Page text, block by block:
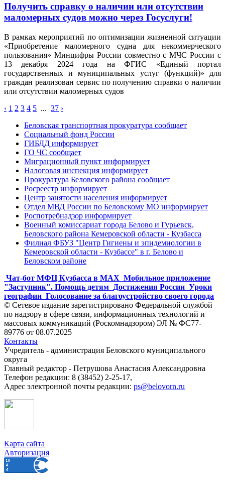
Получить справку о наличии или отсутствии
маломерных судов можно через Госуслуги!
В рамках мероприятий по оптимизации жизненной ситуации
«Приобретение маломерного судна для некоммерческого
пользования» Минцифры России совместно с МЧС России с
13 декабря 2024 года на ФГИС «Единый портал
государственных и муниципальных услуг (функций)» для
граждан реализован сервис по получению справки о наличии
или отсутствии маломерных судов
‹ 1 2 3 4 5 ... 37 ›
Беловская транспортная прокуратура сообщает
Социальный фонд России
ГИБДД информирует
ГО ЧС сообщает
Миграционный пункт информирует
Налоговая инспекция информирует
Прокуратура Беловского района сообщает
Росреестр информирует
Центр занятости населения информирует
Отдел МВД России по Беловскому МО информирует
Роспотребнадзор информирует
Военный комиссариат города Белово и Гурьевск,
Беловского района Кемеровской области - Кузбасса
Филиал ФБУЗ "Центр Гигиены и эпидемиологии в
Кемеровской области - Кузбассе" в г. Белово и
Беловском районе
Чат-бот МФЦ Кузбасса в MAX Мобильное приложение
"Заступник". Помощь детям Достижения России Уроки
географии Голосование за благоустройство своего города
© Сетевое издание зарегистрировано Федеральной службой
по надзору в сфере связи, информационных технологий и
массовых коммуникаций (Роскомнадзором) ЭЛ № ФС77-
89776 от 08.07.2025
Контакты
Учредитель - администрация Беловского муниципального
округа
Главный редактор - Петрушова Анастасия Александровна
Телефон редакции: 8 (38452) 2-25-17,
Адрес электронной почты редакции: ps@belovorn.ru
Карта сайта
Авторизация